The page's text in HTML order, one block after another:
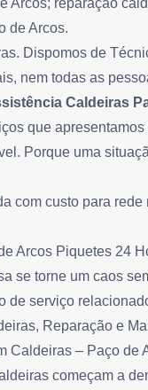
Arcos; reparação
de Arcos.
Dispomos de
nem todas as
Caldeiras
que
Porque uma
com custo para
Arcos Piquetes 24
se torne um caos
de serviço
Reparação e
Caldeiras – Paço de
começam a